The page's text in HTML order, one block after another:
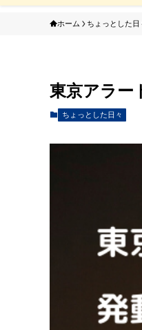
ホーム ちょっとした日
東京アラー
ちょっとした日々